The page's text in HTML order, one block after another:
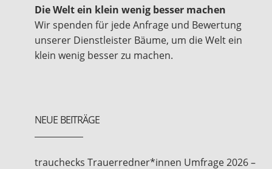
Die Welt ein klein wenig besser machen
Wir spenden für jede Anfrage und Bewertung
unserer Dienstleister Bäume, um die Welt ein
klein wenig besser zu machen.
NEUE BEITRÄGE
trauchecks Trauerredner*innen Umfrage 2026 –